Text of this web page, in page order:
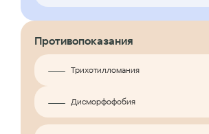
Противопоказания
Трихотилломания
Дисморфофобия